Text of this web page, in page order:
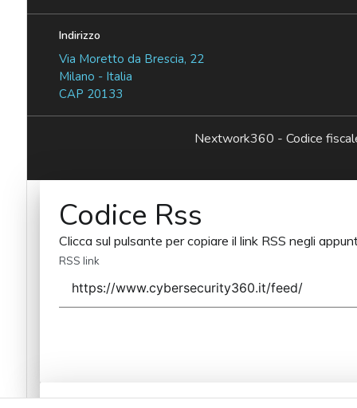
Indirizzo
Via Moretto da Brescia, 22
Milano - Italia
CAP 20133
Nextwork360 - Codice
Codice Rss
Clicca sul pulsante per copiare il link RSS negli
RSS link